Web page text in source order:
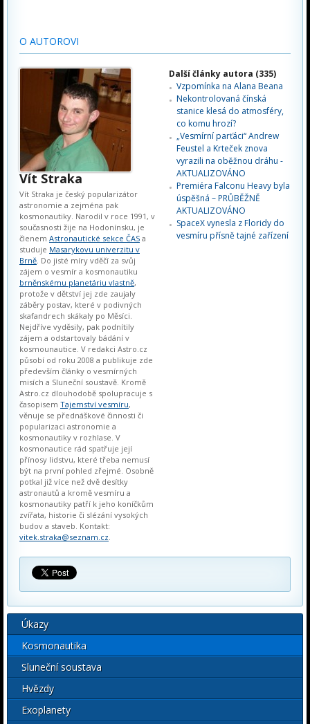
O AUTOROVI
Vít Straka
Vít Straka je český popularizátor
astronomie a zejména pak
kosmonautiky. Narodil v roce 1991, v
současnosti žije na Hodonínsku, je
členem Astronautické sekce ČAS a
studuje Masarykovu univerzitu v
Brně. Do jisté míry vděčí za svůj
zájem o vesmír a kosmonautiku
brněnskému planetáriu vlastně,
protože v dětství jej zde zaujaly
záběry postav, které v podivných
skafandrech skákaly po Měsíci.
Nejdříve vyděsily, pak podnítily
zájem a odstartovaly bádání v
kosmounautice. V redakci Astro.cz
působí od roku 2008 a publikuje zde
především články o vesmírných
misích a Sluneční soustavě. Kromě
Astro.cz dlouhodobě spolupracuje s
časopisem Tajemství vesmíru,
věnuje se přednáškové činnosti či
popularizaci astronomie a
kosmonautiky v rozhlase. V
kosmonautice rád spatřuje její
přínosy lidstvu, které třeba nemusí
být na první pohled zřejmé. Osobně
potkal již více než dvě desítky
astronautů a kromě vesmíru a
kosmonautiky patří k jeho koníčkům
zvířata, historie či slézání vysokých
budov a staveb. Kontakt:
vitek.straka@seznam.cz.
Další články autora (335)
Vzpomínka na Alana Beana
Nekontrolovaná čínská
stanice klesá do atmosféry,
co komu hrozí?
„Vesmírní parťáci“ Andrew
Feustel a Krteček znova
vyrazili na oběžnou dráhu -
AKTUALIZOVÁNO
Premiéra Falconu Heavy byla
úspěšná – PRŮBĚŽNĚ
AKTUALIZOVÁNO
SpaceX vynesla z Floridy do
vesmíru přísně tajné zařízení
Úkazy
Kosmonautika
Sluneční soustava
Hvězdy
Exoplanety